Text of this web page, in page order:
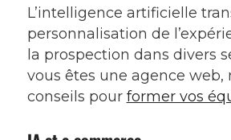
L’intelligence artificielle
personnalisation de
la prospection dans divers
vous êtes une agence web,
conseils pour former vos